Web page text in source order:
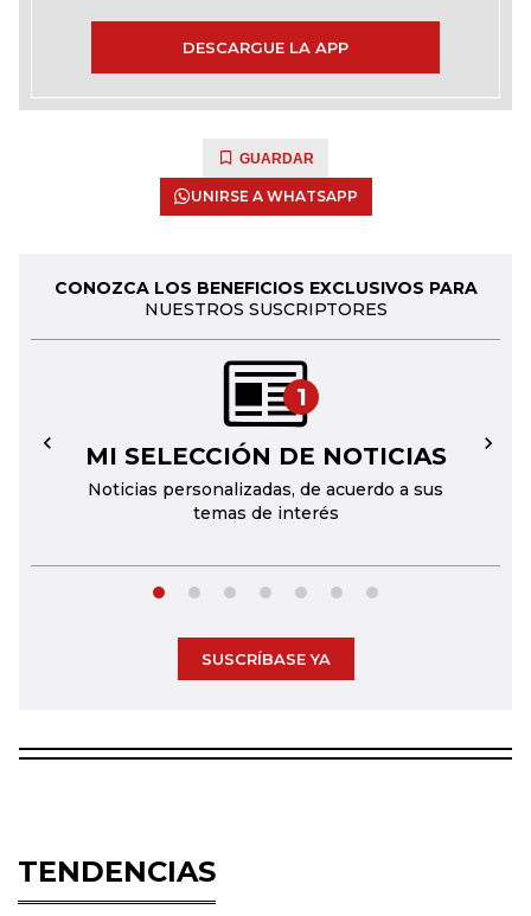
DESCARGUE LA APP
GUARDAR
UNIRSE A WHATSAPP
CONOZCA LOS BENEFICIOS EXCLUSIVOS PARA
NUESTROS SUSCRIPTORES
1
MI SELECCIÓN DE NOTICIAS
Noticias personalizadas, de acuerdo a sus
temas de interés
← →
SUSCRÍBASE YA
TENDENCIAS